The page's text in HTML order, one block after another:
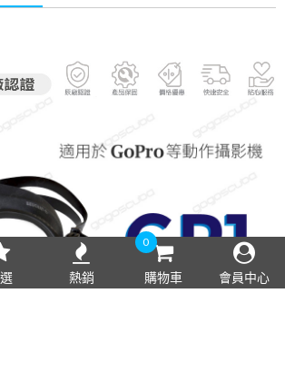
熱銷
0
購物車 會員中心